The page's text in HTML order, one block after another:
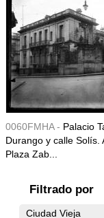
0060FMHA - Palacio
Durango y calle Solís.
Plaza Zab...
Filtrado por
Ciudad Vieja